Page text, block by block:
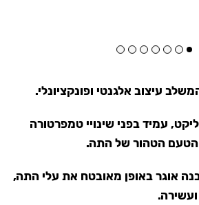
עיצוב אלגנטי ופונקציונלי.
עמיד בפני שינויי טמפרטורה
הטעם הטהור של התה.
אוגר באופן מאובטח את עלי התה,